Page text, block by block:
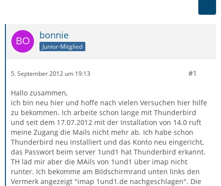
bonnie
Junior-Mitglied
5. September 2012 um 19:13 #1
Hallo zusammen,
ich bin neu hier und hoffe nach vielen Versuchen hier hilfe
zu bekommen. Ich arbeite schon lange mit Thunderbird
und seit dem 17.07.2012 mit der Installation von 14.0 ruft
meine Zugang die Mails nicht mehr ab. Ich habe schon
Thunderbird neu installiert und das Konto neu eingericht,
das Passwort beim server 1und1 hat Thunderbird erkannt.
TH läd mir aber die MAils von 1und1 über imap nicht
runter. Ich bekomme am Bildschirmrand unten links den
Vermerk angezeigt "imap 1und1.de nachgeschlagen". Die